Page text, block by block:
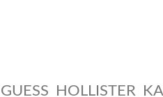
GUESS HOLLISTER